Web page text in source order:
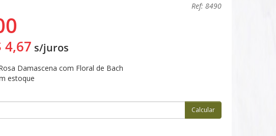
Ref: 8490
4,67 s/juros
Damascena com Floral de Bach
estoque